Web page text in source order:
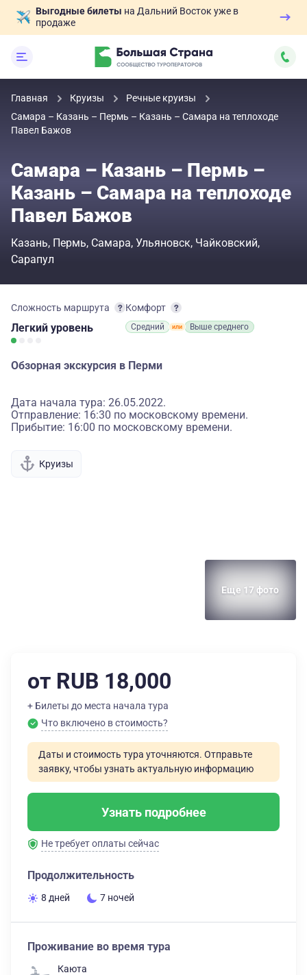
Выгодные билеты на Дальний Восток уже в
продаже
Главная Круизы
Речные круизы
Самара – Казань – Пермь – Казань – Самара на теплоходе
Павел Бажов
Самара – Казань – Пермь –
Казань – Самара на теплоходе
Павел Бажов
Казань Пермь Самара Ульяновск Чайковский
Сарапул
Сложность маршрута
Легкий уровень
Комфорт
Средний Выше среднего
Обзорная экскурсия в Перми
Дата начала тура: 26.05.2022.
Отправление: 16:30 по московскому времени.
Прибытие: 16:00 по московскому времени.
Круизы
Еще 17 фото
от RUB 18,000
+ Билеты до места начала тура
Что включено в стоимость?
Даты и стоимость тура уточняются. Отправьте
заявку, чтобы узнать актуальную информацию
Узнать подробнее
Не требует оплаты сейчас
Продолжительность
8 дней 7 ночей
Проживание во время тура
Каюта